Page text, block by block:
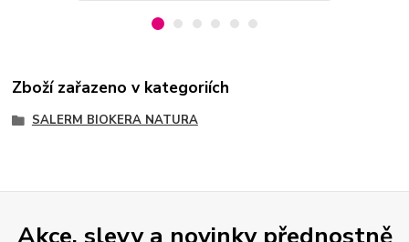
Zboží zařazeno v kategoriích
SALERM BIOKERA NATURA